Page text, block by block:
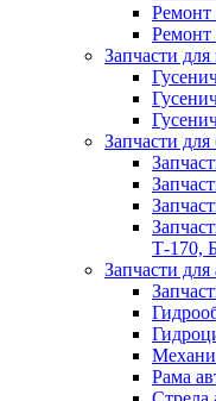
Ремонт
Ремонт
Запчасти
Запчасти для
Т-170,
Запчасти для
Рама